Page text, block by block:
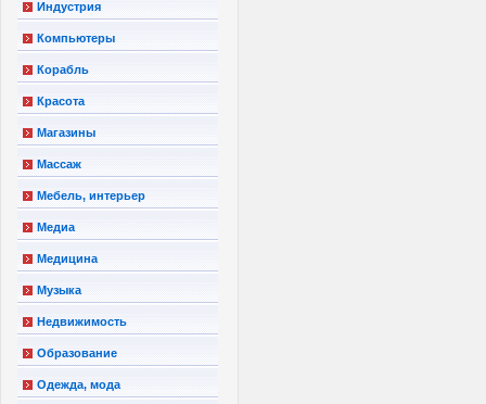
Индустрия
Компьютеры
Корабль
Красота
Магазины
Массаж
Мебель, интерьер
Медиа
Медицина
Музыка
Недвижимость
Образование
Одежда, мода